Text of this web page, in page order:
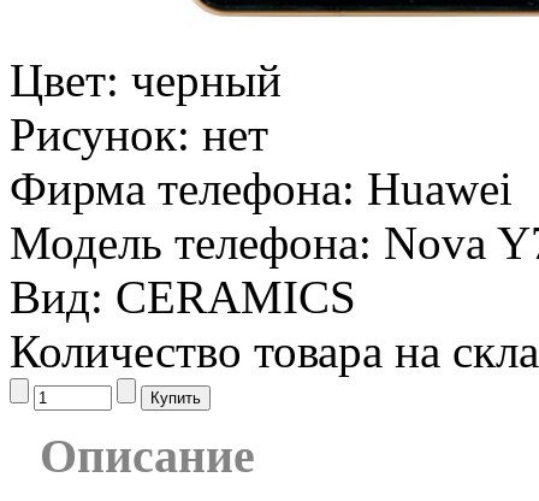
Цвет: черный
Рисунок: нет
Фирма телефона: Huawei
Модель телефона: Nova
Вид: CERAMICS
Количество товара на
Описание